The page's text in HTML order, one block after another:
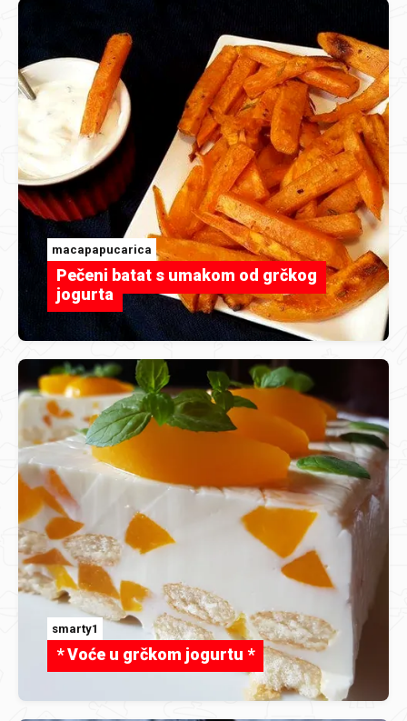
macapapucarica
Pečeni batat s umakom od grčkog
jogurta
smarty1
* Voće u grčkom jogurtu *